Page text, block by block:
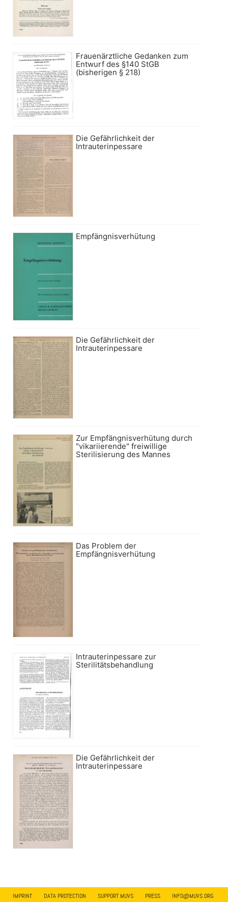
Frauenärztliche Gedanken zum
Entwurf des §140 StGB
(bisherigen § 218)
Die Gefährlichkeit der
Intrauterinpessare
Empfängnisverhütung
Die Gefährlichkeit der
Intrauterinpessare
Zur Empfängnisverhütung durch
"vikariierende" freiwillige
Sterilisierung des Mannes
Das Problem der
Empfängnisverhütung
Intrauterinpessare zur
Sterilitätsbehandlung
Die Gefährlichkeit der
Intrauterinpessare
IMPRINT DATA PROTECTION SUPPORT MUVS PRESS INFO@MUVS.ORG